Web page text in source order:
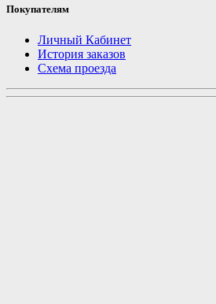
Покупателям
Личный Кабинет
История заказов
Схема проезда